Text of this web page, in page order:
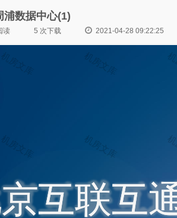
浦数据中心(1)
读 5 次下载 2021-04-28 09:22:25